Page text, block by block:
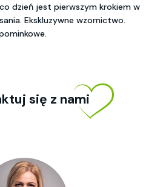
dzień jest pierwszym krokiem w
Ekskluzywne wzornictwo.
się z nami